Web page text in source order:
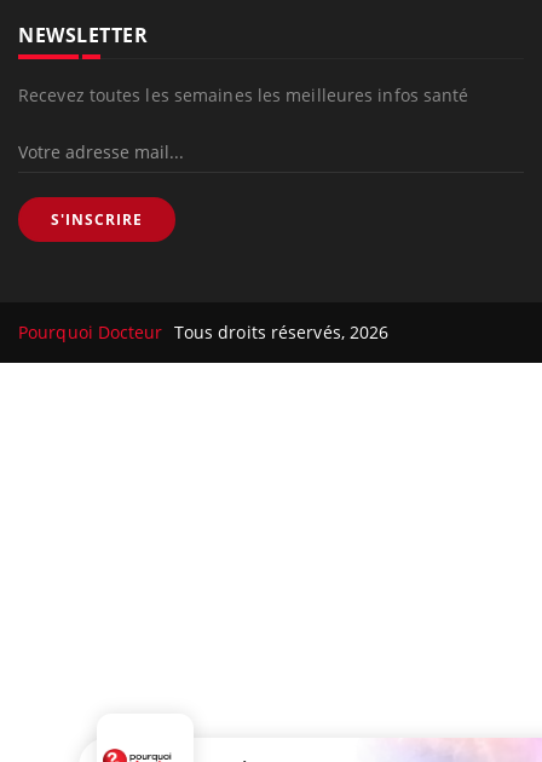
NEWSLETTER
Recevez toutes les semaines les meilleures infos santé
S'INSCRIRE
Pourquoi Docteur Tous droits réservés, 2026